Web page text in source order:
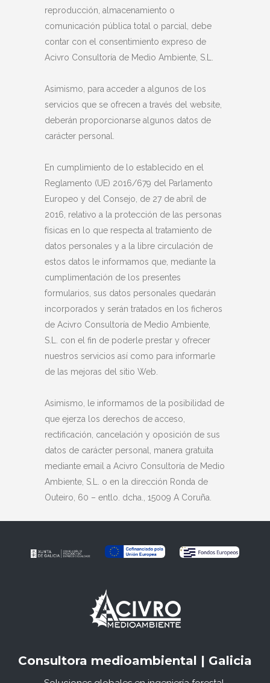
reproducción, almacenamiento o
comunicación pública total o parcial, debe
contar con el consentimiento expreso de
Acivro Consultoría de Medio Ambiente, S.L.
Asimismo, para acceder a algunos de los
servicios que se ofrecen a través del website,
deberán proporcionarse algunos datos de
carácter personal.
En cumplimiento de lo establecido en el
Reglamento (UE) 2016/679 del Parlamento
Europeo y del Consejo, de 27 de abril de
2016, relativo a la protección de las personas
físicas en lo que respecta al tratamiento de
datos personales y a la libre circulación de
estos datos le informamos que, mediante la
cumplimentación de los presentes
formularios, sus datos personales quedarán
incorporados y serán tratados en los ficheros
de Acivro Consultoría de Medio Ambiente,
S.L. con el fin de poderle prestar y ofrecer
nuestros servicios así como para informarle
de las mejoras del sitio Web.
Asimismo, le informamos de la posibilidad de
que ejerza los derechos de acceso,
rectificación, cancelación y oposición de sus
datos de carácter personal, manera gratuita
mediante email a Acivro Consultoría de Medio
Ambiente, S.L. o en la dirección Ronda de
Outeiro, 60 – entlo. dcha., 15009 A Coruña.
Consultora medioambiental | Galicia